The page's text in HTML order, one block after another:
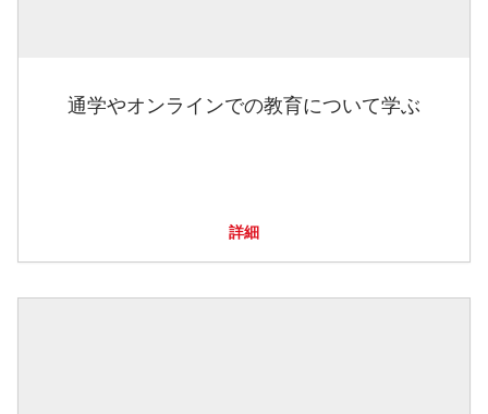
通学やオンラインでの教育について学ぶ
詳細